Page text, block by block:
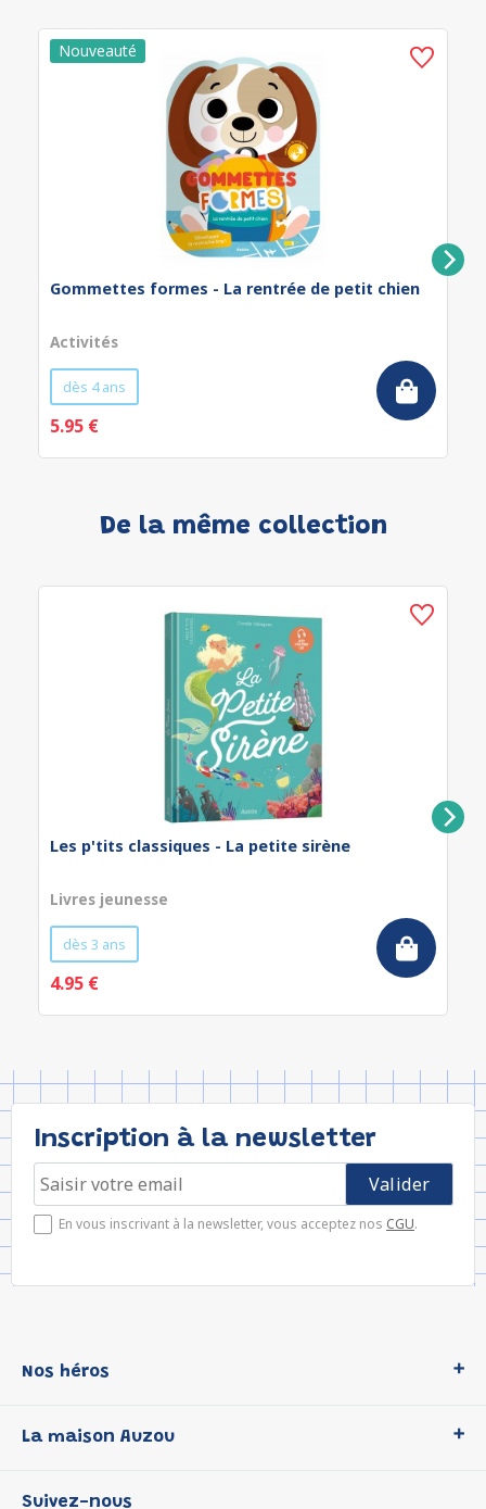
Gommettes formes - La rentrée de petit chien
Activités
dès 4 ans
5.95 €
De la même collection
Les p'tits classiques - La petite sirène
Livres jeunesse
dès 3 ans
4.95 €
Inscription à la newsletter
En vous inscrivant à la newsletter, vous acceptez nos CGU.
Nos héros
P'tit Loup
La maison Auzou
Suivez-nous